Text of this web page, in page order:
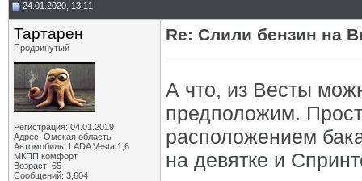
24.01.2020, 13:11
Тартарен
Продвинутый
Регистрация: 04.01.2019
Адрес: Омская область
Автомобиль: LADA Vesta 1,6
МКПП комфорт
Возраст: 65
Сообщений: 3,604
Re: Слили бензин на
А что, из Весты
предположим.
расположением
на девятке и